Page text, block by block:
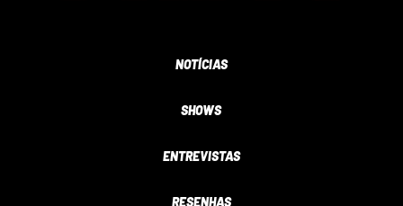
NOTÍCIAS
SHOWS
ENTREVISTAS
RESENHAS